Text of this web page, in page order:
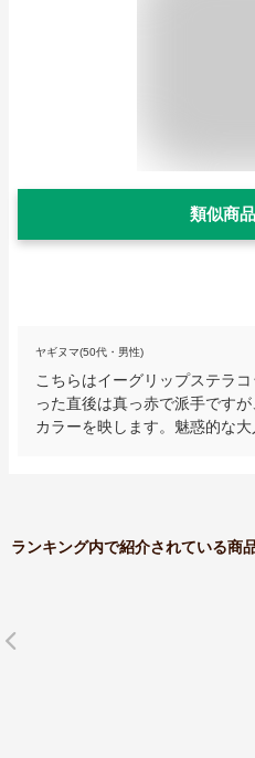
類似商
ヤギヌマ(50代・男性)
こちらはイーグリップステラ
った直後は真っ赤で派手です
カラーを映します。魅惑的な大
ランキング内で紹介されている商